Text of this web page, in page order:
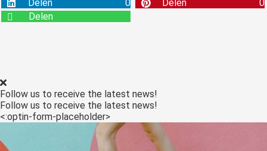
Delen
0 Delen
0
Delen
Follow us to receive the latest news!
Follow us to receive the latest news!
<:optin-form-placeholder>